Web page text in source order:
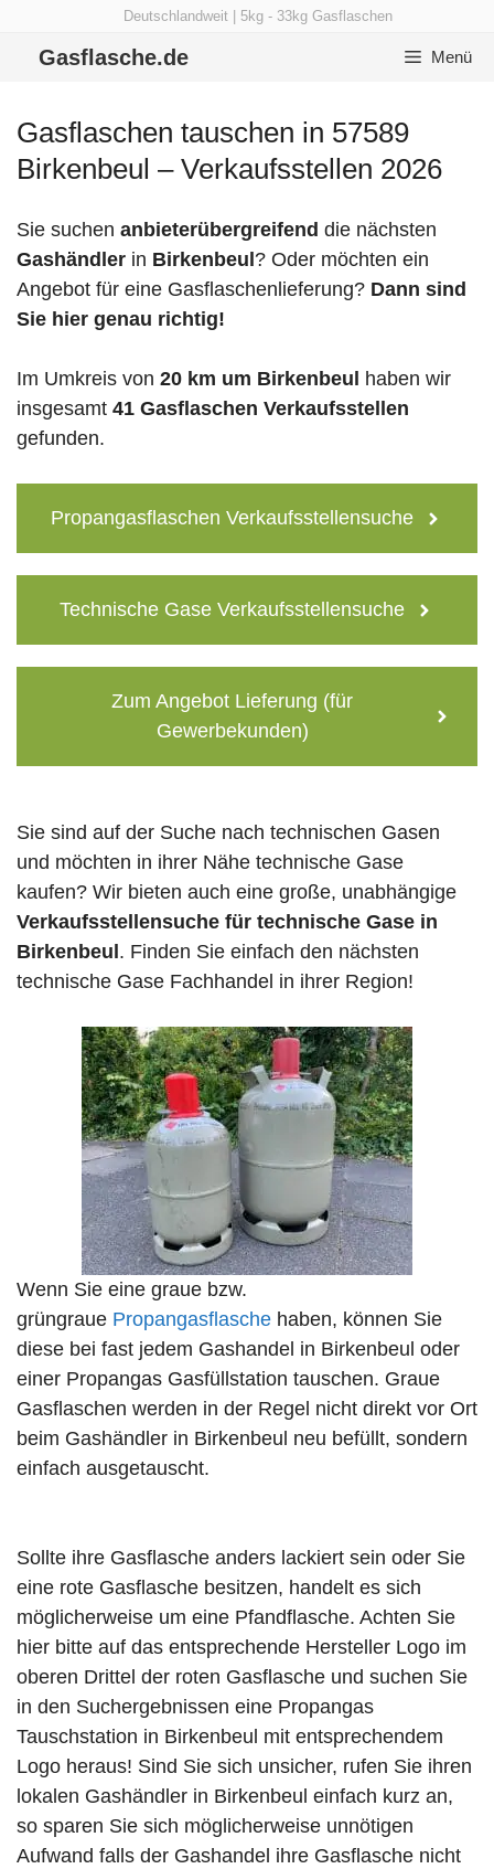
Deutschlandweit | 5kg - 33kg Gasflaschen
Gasflasche.de Menü
Gasflaschen tauschen in 57589
Birkenbeul – Verkaufsstellen 2026
Sie suchen anbieterübergreifend die nächsten
Gashändler in Birkenbeul ? Oder möchten ein
Angebot für eine Gasflaschenlieferung? Dann sind
Sie hier genau richtig!
Im Umkreis von 20 km um Birkenbeul
haben wir
insgesamt 41 Gasflaschen Verkaufsstellen
gefunden.
Propangasflaschen Verkaufsstellensuche
Technische Gase Verkaufsstellensuche
Zum Angebot Lieferung (für
Gewerbekunden)
Sie sind auf der Suche nach technischen Gasen
und möchten in ihrer Nähe technische Gase
kaufen? Wir bieten auch eine große, unabhängige
Verkaufsstellensuche für technische Gase in
Birkenbeul . Finden Sie einfach den nächsten
technische Gase Fachhandel in ihrer Region!
Wenn Sie eine graue bzw.
grüngraue Propangasflasche haben, können Sie
diese bei fast jedem Gashandel in Birkenbeul oder
einer Propangas Gasfüllstation tauschen. Graue
Gasflaschen werden in der Regel nicht direkt vor Ort
beim Gashändler in Birkenbeul neu befüllt, sondern
einfach ausgetauscht.
Sollte ihre Gasflasche anders lackiert sein oder Sie
eine rote Gasflasche besitzen, handelt es sich
möglicherweise um eine Pfandflasche. Achten Sie
hier bitte auf das entsprechende Hersteller Logo im
oberen Drittel der roten Gasflasche und suchen Sie
in den Suchergebnissen eine Propangas
Tauschstation in Birkenbeul mit entsprechendem
Logo heraus! Sind Sie sich unsicher, rufen Sie ihren
lokalen Gashändler in Birkenbeul einfach kurz an,
so sparen Sie sich möglicherweise unnötigen
Aufwand falls der Gashandel ihre Gasflasche nicht